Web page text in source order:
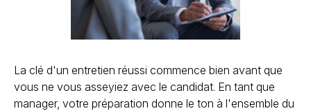
La clé d'un entretien réussi commence bien avant que
vous ne vous asseyiez avec le candidat. En tant que
manager, votre préparation donne le ton à l'ensemble du